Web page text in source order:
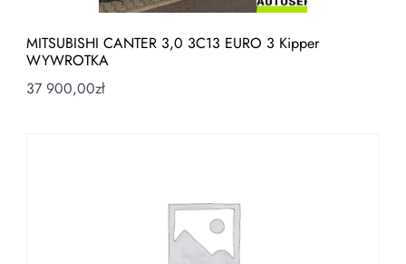
MITSUBISHI CANTER 3,0 3C13 EURO 3 Kipper
WYWROTKA
37 900,00zł